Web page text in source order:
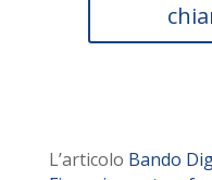
L’articolo Bando